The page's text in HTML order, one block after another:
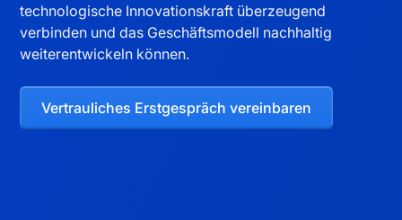
technologische Innovationskraft überzeugend
verbinden und das Geschäftsmodell nachhaltig
weiterentwickeln können.
Vertrauliches Erstgespräch vereinbaren